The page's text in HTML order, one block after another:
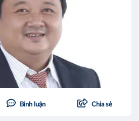
Bình luận Chia sẻ